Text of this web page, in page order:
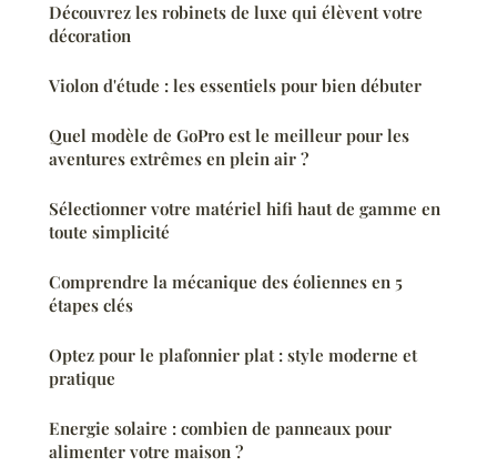
Découvrez les robinets de luxe qui élèvent votre
décoration
Violon d'étude : les essentiels pour bien débuter
Quel modèle de GoPro est le meilleur pour les
aventures extrêmes en plein air ?
Sélectionner votre matériel hifi haut de gamme en
toute simplicité
Comprendre la mécanique des éoliennes en 5
étapes clés
Optez pour le plafonnier plat : style moderne et
pratique
Energie solaire : combien de panneaux pour
alimenter votre maison ?